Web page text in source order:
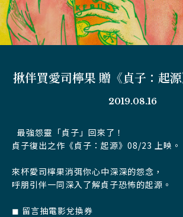
揪伴買愛司檸果 贈《貞子：起
2019.08.16
最強怨靈「貞子」回來了！
貞子復出之作《貞子：起源》08/23 上映
來杯愛司檸果消弭你心中深深的怨念，
呼朋引伴一同深入了解貞子恐怖的起源。
◼︎ 留言抽電影兌換券